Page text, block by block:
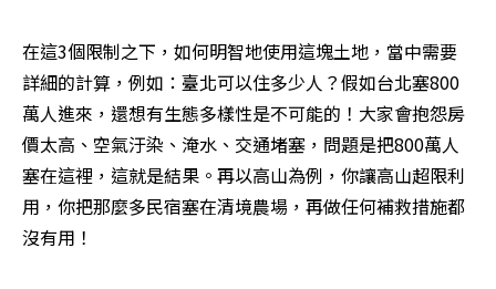
在這3個限制之下，如何明智地使用這塊土地，當中需要
詳細的計算，例如：臺北可以住多少人？假如台北塞800
萬人進來，還想有生態多樣性是不可能的！大家會抱怨房
價太高、空氣汙染、淹水、交通堵塞，問題是把800萬人
塞在這裡，這就是結果。再以高山為例，你讓高山超限利
用，你把那麼多民宿塞在清境農場，再做任何補救措施都
沒有用！